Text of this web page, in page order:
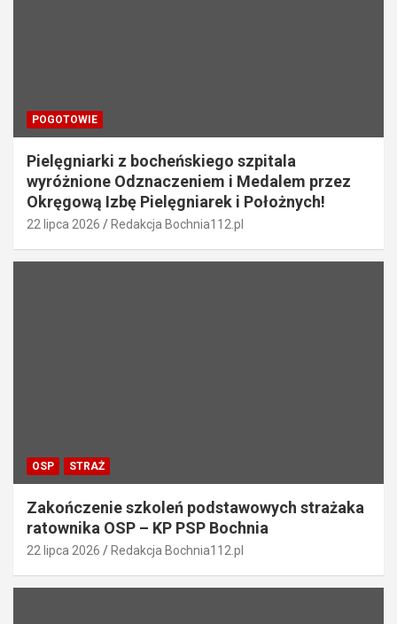
POGOTOWIE
Pielęgniarki z bocheńskiego szpitala
wyróżnione Odznaczeniem i Medalem przez
Okręgową Izbę Pielęgniarek i Położnych!
22 lipca 2026 Redakcja Bochnia112.pl
OSP STRAŻ
Zakończenie szkoleń podstawowych strażaka
ratownika OSP – KP PSP Bochnia
22 lipca 2026 Redakcja Bochnia112.pl